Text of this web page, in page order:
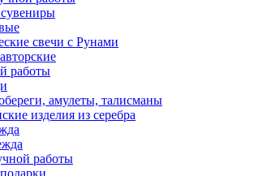
свечи с Рунами
работы
амулеты, талисманы
изделия из серебра
работы